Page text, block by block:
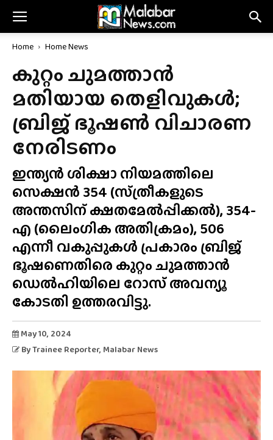
Home Home News
കുറ്റം ചുമത്താൻ
മതിയായ തെളിവുകൾ;
ബ്രിജ് ഭൂഷൺ വിചാരണ
നേരിടണം
ഇന്ത്യൻ ശിക്ഷാ നിയമത്തിലെ
സെക്ഷൻ 354 (സ്‌ത്രീകളുടെ
അന്തസിന് ക്ഷതമേൽപ്പിക്കൽ), 354-
എ (ലൈംഗിക അതിക്രമം), 506
എന്നീ വകുപ്പുകൾ പ്രകാരം ബ്രിജ്
ഭൂഷണെതിരെ കുറ്റം ചുമത്താൻ
ഡെൽഹിയിലെ റോസ് അവന്യൂ
കോടതി ഉത്തരവിട്ടു.
May 10, 2024
ByTrainee Reporter, Malabar News